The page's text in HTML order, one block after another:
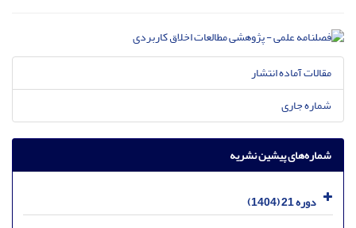
مقالات آماده انتشار
شماره جاری
شماره‌های پیشین نشریه
دوره 21 (1404)